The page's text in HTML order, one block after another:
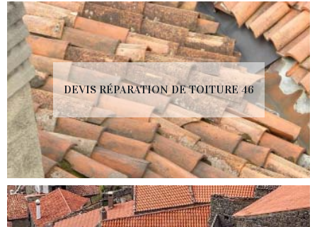
DEVIS RÉPARATION DE TOITURE 46